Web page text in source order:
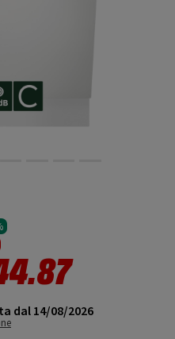
da
dal 14/08/2026